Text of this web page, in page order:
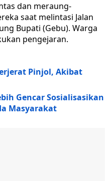
dan meraung-
saat melintasi Jalan
Bupati (Gebu). Warga
pengejaran.
Pinjol, Akibat
Gencar Sosialisasikan
Masyarakat